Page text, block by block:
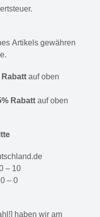
Artikels gewähren
Rabatt auf oben
Rabatt auf oben
– 10
– 0
haben wir am